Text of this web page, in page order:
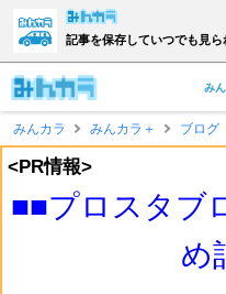
記事を保存していつでも見ら
み
みんカラ みんカラ＋ ブログ
<PR情報>
■■プロスタブ
め